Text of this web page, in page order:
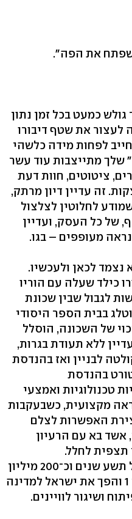
שפתח את הפה".
כמעט בכל זמן נתון
לעצור את שטף דיבורו
לפחות מידה כלשהי
שלך מתייצבות עוד עשר
ציטוטים, חוות דעת
זה עדיין דיון מרתק,
לחלוטין לצלצול
של כל העסק, ועדיין
מעופפים – בגו.
נצמד לכאן ולעכשיו.
כילד שעלה עם הוריו
בשנות ה־40 הקשות לגבול שבין שכונת
בבית הספר היסודי
של השכונה, הוסלל
ללא תעודת בגרות,
לבניין ואז בהנדסת
בהנדסת
טכנולוגיות ואמצעי
מקצועית, כשבעקבות
האפשרות לצלם
אשד בא עם הרעיון
תצפית לחלל.
ההתנגדויות היו גורפות, אבל תשע שנים וכ־200 מיליון
דולר מאוחר יותר, שוגר אופק 1 והפך את ישראל למדינה
ושיגור לוויינים.